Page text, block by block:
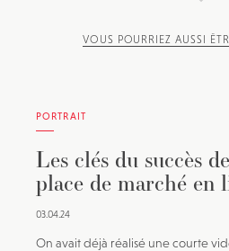
VOUS POURRIEZ AUSSI
PORTRAIT
Les clés du succès
place de marché en
03.04.24
On avait déjà réalisé une courte